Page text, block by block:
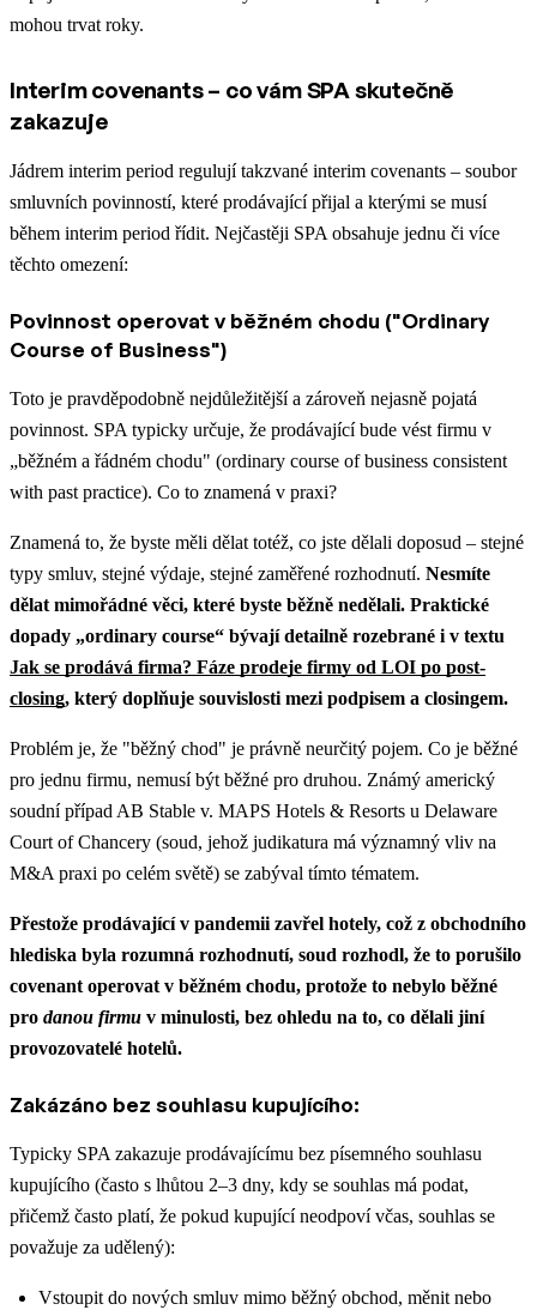
mohou trvat roky.
Interim covenants – co vám SPA skutečně
zakazuje
Jádrem interim period regulují takzvané interim covenants – soubor
smluvních povinností, které prodávající přijal a kterými se musí
během interim period řídit. Nejčastěji SPA obsahuje jednu či více
těchto omezení:
Povinnost operovat v běžném chodu ("Ordinary
Course of Business")
Toto je pravděpodobně nejdůležitější a zároveň nejasně pojatá
povinnost. SPA typicky určuje, že prodávající bude vést firmu v
„běžném a řádném chodu" (ordinary course of business consistent
with past practice). Co to znamená v praxi?
Znamená to, že byste měli dělat totéž, co jste dělali doposud – stejné
typy smluv, stejné výdaje, stejné zaměřené rozhodnutí. Nesmíte
dělat mimořádné věci, které byste běžně nedělali. Praktické
dopady „ordinary course“ bývají detailně rozebrané i v textu
Jak se prodává firma? Fáze prodeje firmy od LOI po post-
closing, který doplňuje souvislosti mezi podpisem a closingem.
Problém je, že "běžný chod" je právně neurčitý pojem. Co je běžné
pro jednu firmu, nemusí být běžné pro druhou. Známý americký
soudní případ AB Stable v. MAPS Hotels & Resorts u Delaware
Court of Chancery (soud, jehož judikatura má významný vliv na
M&A praxi po celém světě) se zabýval tímto tématem.
Přestože prodávající v pandemii zavřel hotely, což z obchodního
hlediska byla rozumná rozhodnutí, soud rozhodl, že to porušilo
covenant operovat v běžném chodu, protože to nebylo běžné
pro danou firmu v minulosti, bez ohledu na to, co dělali jiní
provozovatelé hotelů.
Zakázáno bez souhlasu kupujícího:
Typicky SPA zakazuje prodávajícímu bez písemného souhlasu
kupujícího (často s lhůtou 2–3 dny, kdy se souhlas má podat,
přičemž často platí, že pokud kupující neodpoví včas, souhlas se
považuje za udělený):
Vstoupit do nových smluv mimo běžný obchod, měnit nebo